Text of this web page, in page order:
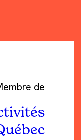
de